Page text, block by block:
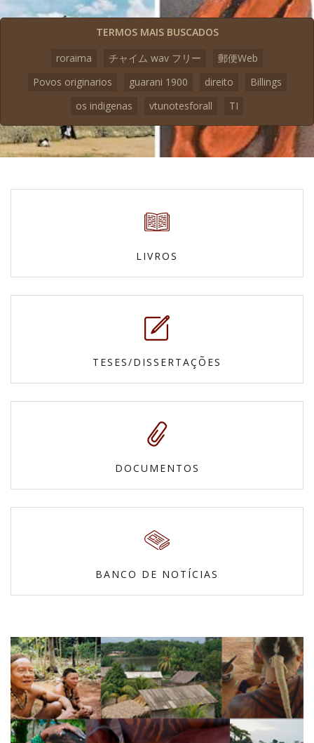
TERMOS MAIS BUSCADOS
roraima
チャイム wav フリー
郵便Web
Povos originarios
guarani 1900 direito
Billings
os indigenas
vtunotesforall TI
LIVROS
TESES/DISSERTAÇÕES
DOCUMENTOS
BANCO DE NOTÍCIAS